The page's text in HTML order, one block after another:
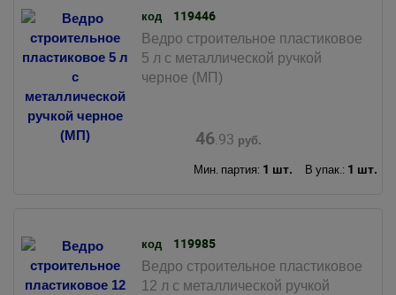
код 119446
Ведро строительное пластиковое
5 л с металлической ручкой
черное (МП)
46.93 руб.
Мин. партия: 1 шт. В упак.: 1 шт.
код 119985
Ведро строительное пластиковое
12 л с металлической ручкой